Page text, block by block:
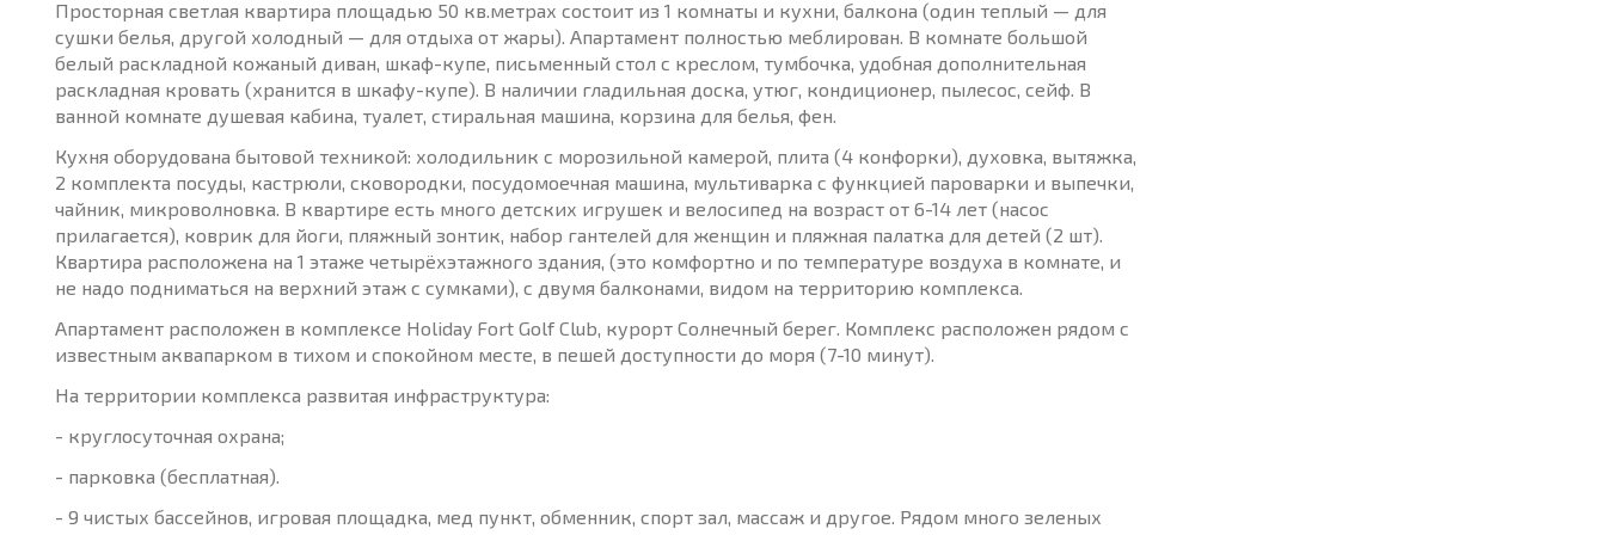
Просторная светлая квартира площадью 50 кв.метрах состоит из 1 комнаты и кухни, балкона (один теплый — для
сушки белья, другой холодный — для отдыха от жары). Апартамент полностью меблирован. В комнате большой
белый раскладной кожаный диван, шкаф-купе, письменный стол с креслом, тумбочка, удобная дополнительная
раскладная кровать (хранится в шкафу-купе). В наличии гладильная доска, утюг, кондиционер, пылесос, сейф. В
ванной комнате душевая кабина, туалет, стиральная машина, корзина для белья, фен.
Кухня оборудована бытовой техникой: холодильник с морозильной камерой, плита (4 конфорки), духовка, вытяжка,
2 комплекта посуды, кастрюли, сковородки, посудомоечная машина, мультиварка с функцией пароварки и выпечки,
чайник, микроволновка. В квартире есть много детских игрушек и велосипед на возраст от 6-14 лет (насос
прилагается), коврик для йоги, пляжный зонтик, набор гантелей для женщин и пляжная палатка для детей (2 шт).
Квартира расположена на 1 этаже четырёхэтажного здания, (это комфортно и по температуре воздуха в комнате, и
не надо подниматься на верхний этаж с сумками), с двумя балконами, видом на территорию комплекса.
Апартамент расположен в комплексе Holiday Fort Golf Club, курорт Солнечный берег. Комплекс расположен рядом с
известным аквапарком в тихом и спокойном месте, в пешей доступности до моря (7-10 минут).
На территории комплекса развитая инфраструктура:
- круглосуточная охрана;
- парковка (бесплатная).
- 9 чистых бассейнов, игровая площадка, мед пункт, обменник, спорт зал, массаж и другое. Рядом много зеленых